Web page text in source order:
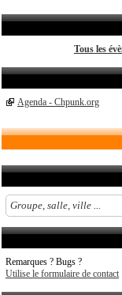
Tous les
Agenda - Chpunk.org
Remarques ? Bugs ?
Utilise le formulaire de contact